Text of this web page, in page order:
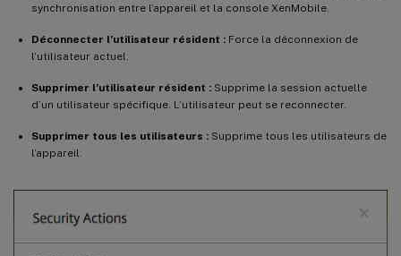
synchronisation entre l’appareil et la console XenMobile.
Déconnecter l’utilisateur résident : Force la déconnexion de
l’utilisateur actuel.
Supprimer l’utilisateur résident : Supprime la session actuelle
d’un utilisateur spécifique. L’utilisateur peut se reconnecter.
Supprimer tous les utilisateurs : Supprime tous les utilisateurs de
l’appareil.